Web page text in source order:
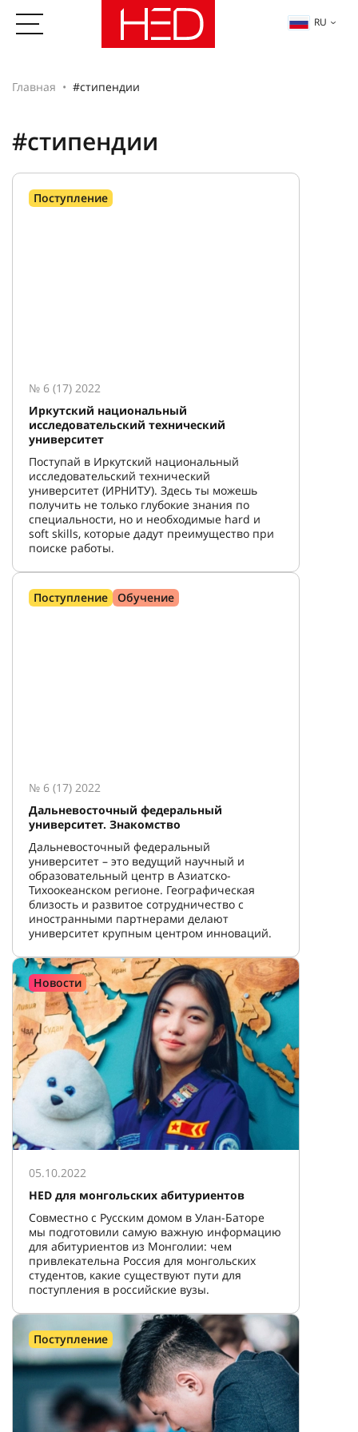
RU
Главная #стипендии
#стипендии
Поступление
№ 6 (17) 2022
Иркутский национальный
исследовательский технический
университет
Поступай в Иркутский национальный
исследовательский технический
университет (ИРНИТУ). Здесь ты можешь
получить не только глубокие знания по
специальности, но и необходимые hard и
soft skills, которые дадут преимущество при
поиске работы.
Поступление Обучение
№ 6 (17) 2022
Дальневосточный федеральный
университет. Знакомство
Дальневосточный федеральный
университет – это ведущий научный и
образовательный центр в Азиатско-
Тихоокеанском регионе. Географическая
близость и развитое сотрудничество с
иностранными партнерами делают
университет крупным центром инноваций.
Новости
05.10.2022
HED для монгольских абитуриентов
Совместно с Русским домом в Улан-Баторе
мы подготовили самую важную информацию
для абитуриентов из Монголии: чем
привлекательна Россия для монгольских
студентов, какие существуют пути для
поступления в российские вузы.
Поступление